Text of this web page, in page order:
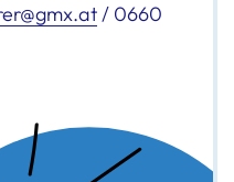
/ 0660